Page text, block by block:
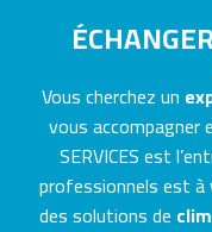
Vous cherchez un
vous accompagner
SERVICES est
professionnels est
des solutions de